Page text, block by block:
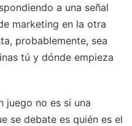
a una señal
marketing en la otra
probablemente, sea
tú y dónde empieza
juego no es si una
se debate es quién es el